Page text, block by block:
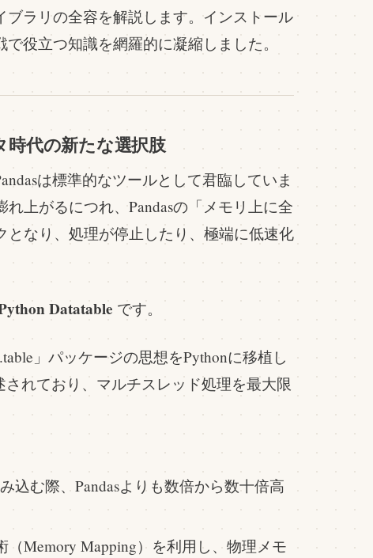
ブラリの全容を解説します。インストール
役立つ知識を網羅的に凝縮しました。
時代の新たな選択肢
は標準的なツールとして君臨していま
上がるにつれ、Pandasの「メモリ上に全
なり、処理が停止したり、極端に低速化
Datatable です。
」パッケージの思想をPythonに移植し
れており、マルチスレッド処理を最大限
込む際、Pandasよりも数倍から数十倍高
（Memory Mapping）を利用し、物理メモ